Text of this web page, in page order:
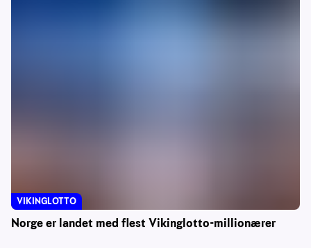
Norge er landet med flest Vikinglotto-millionærer
VIKINGLOTTO